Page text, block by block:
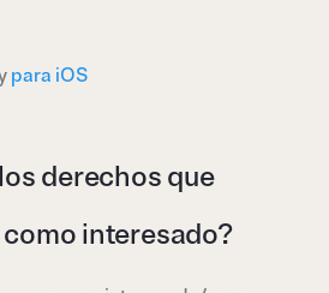
para iOS
derechos que
interesado?